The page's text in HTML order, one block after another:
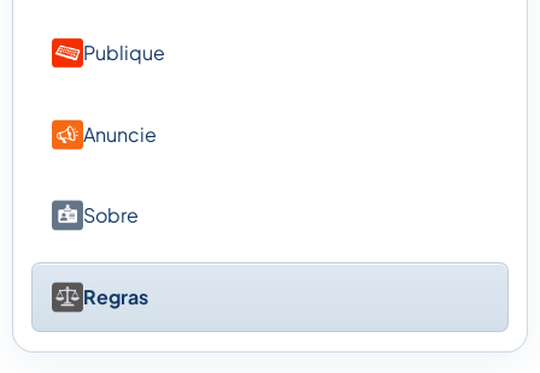
Publique
Anuncie
Sobre
Regras